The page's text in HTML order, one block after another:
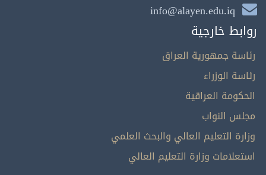
info@alayen.edu.iq
روابط خارجية
رئاسة جمهورية العراق
رئاسة الوزراء
الحكومة العراقية
مجلس النواب
وزارة التعليم العالي والبحث العلمي
استعلامات وزارة التعليم العالي